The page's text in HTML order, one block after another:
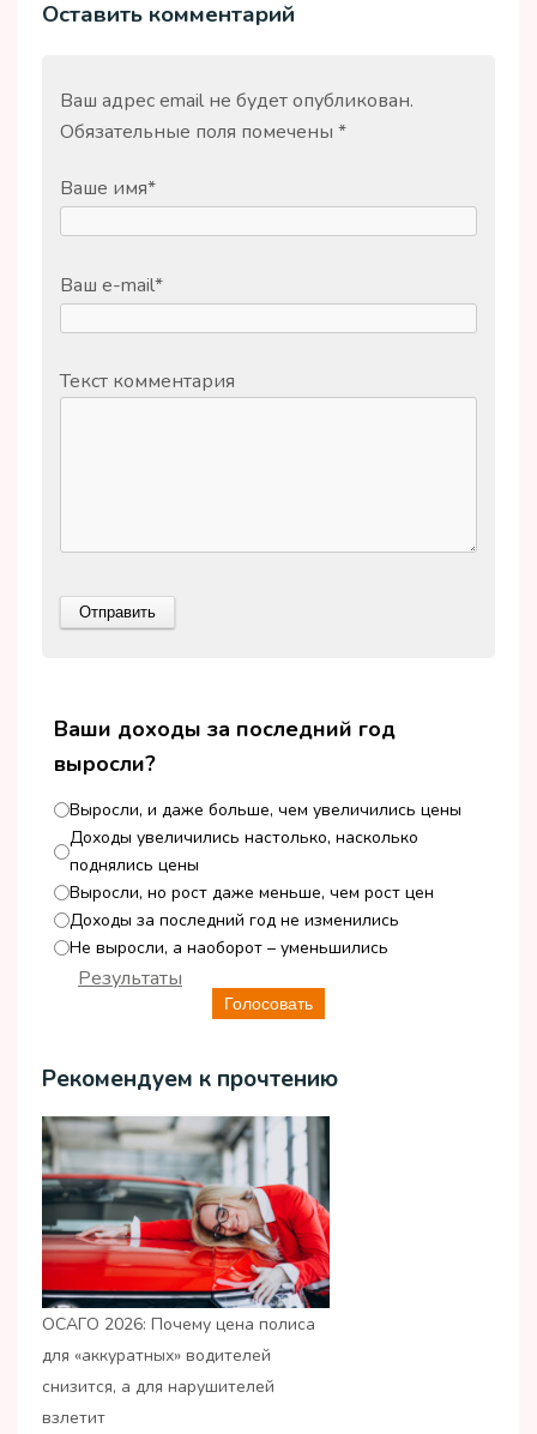
Оставить комментарий
Ваш адрес email не будет опубликован.
Обязательные поля помечены *
Ваше имя*
Ваш e-mail*
Текст комментария
Ваши доходы за последний год
выросли?
Выросли, и даже больше, чем увеличились цены
Доходы увеличились настолько, насколько
поднялись цены
Выросли, но рост даже меньше, чем рост цен
Доходы за последний год не изменились
Не выросли, а наоборот – уменьшились
Голосовать
Результаты
Рекомендуем к прочтению
ОСАГО 2026: Почему цена полиса
для «аккуратных» водителей
снизится, а для нарушителей
взлетит